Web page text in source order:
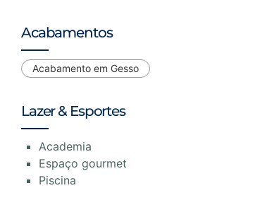
Acabamentos
Acabamento em Gesso
Lazer & Esportes
Academia
Espaço gourmet
Piscina